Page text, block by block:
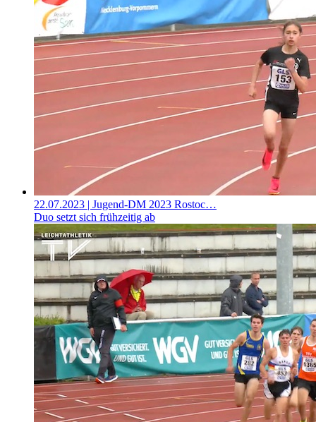
22.07.2023 | Jugend-DM 2023 Rostoc…
Duo setzt sich frühzeitig ab